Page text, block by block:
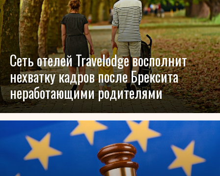
Сеть отелей Travelodge восполнит
нехватку кадров после Брексита
неработающими родителями